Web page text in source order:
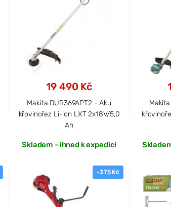
19 490 Kč
Makita DUR369APT2 - Aku
křovinořez Li-ion LXT 2x18V/5,0
Ah
Skladem - ihned k expedici
-375 Kč